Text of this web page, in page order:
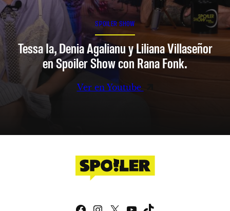
SPOILER SHOW
Tessa Ia, Denia Agalianu y Liliana Villaseñor
en Spoiler Show con Rana Fonk.
Ver en Youtube
Facebook
Instagram
X YouTube